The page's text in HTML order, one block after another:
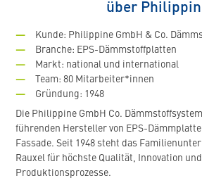
über
Kunde: Philippine GmbH & Co.
Branche: EPS-Dämmstoffplatten
Markt: national und international
Team: 80 Mitarbeiter*innen
Gründung: 1948
Die Philippine GmbH Co.
führenden Hersteller von EPS-
Fassade. Seit 1948 steht das
Rauxel für höchste Qualität, Innovation
Produktionsprozesse.